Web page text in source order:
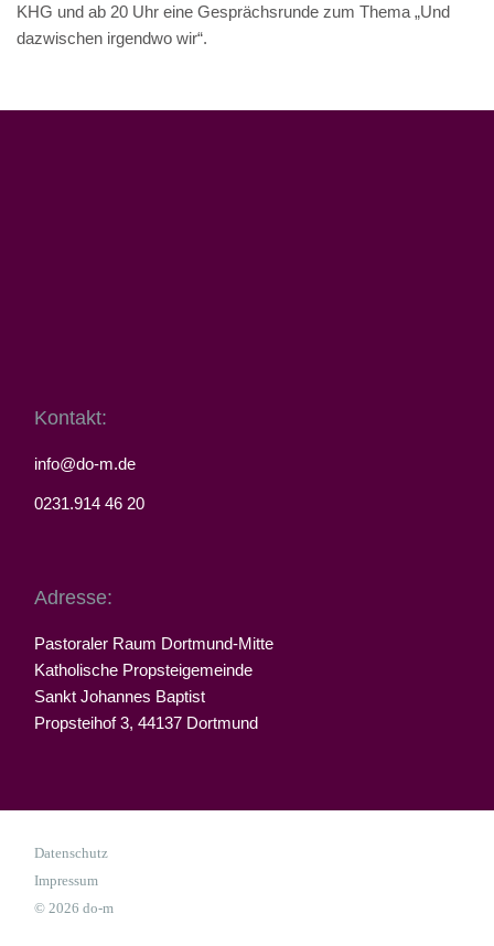
KHG und ab 20 Uhr eine Gesprächsrunde zum Thema „Und
dazwischen irgendwo wir“.
Kontakt:
info@do-m.de
0231.914 46 20
Adresse:
Pastoraler Raum Dortmund-Mitte
Katholische Propsteigemeinde
Sankt Johannes Baptist
Propsteihof 3, 44137 Dortmund
Datenschutz
Impressum
© 2026 do-m